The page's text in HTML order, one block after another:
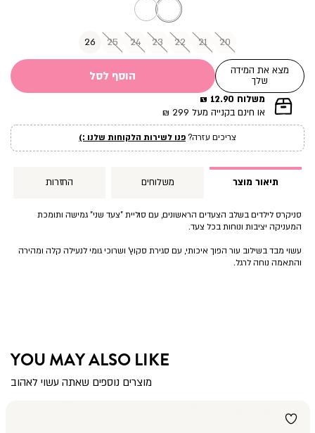
20
21
22
23
24
25
26
מצא את המידה
שלך
הוסף לסל
|
תומך
עמוד
מוצר
משלוח 12.90 ₪
או חינם בקנייה מעל 299 ₪
צריכים עזרה?פנו לשירות הלקוחות שלנו :)
תיאור מוצר משלוחים החזרות
סניקרס לילדים בשלב הצעדים הראשונים, עם סוליית ”צעד שני” גמישה ותומכת
המעניקה יציבות ונוחות בכל צעד.
עשוי מבד בשילוב עור הפוך איכותי, עם סגירת סקוץ’ ושרוכי גומי לנעילה קלה ומהירה
והתאמה נוחה לרגל.
YOU MAY ALSO LIKE
מוצרים נוספים שאתה עשוי לאהוב